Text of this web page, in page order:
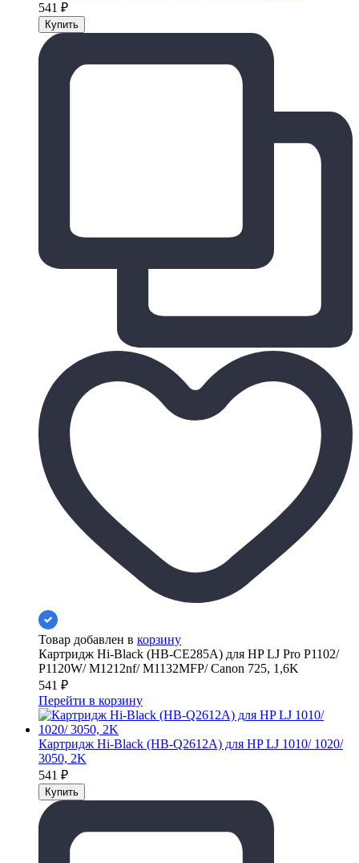
541 ₽
Товар добавлен в корзину
Картридж Hi-Black (HB-CE285A) для HP LJ Pro P1102/
P1120W/ M1212nf/ M1132MFP/ Canon 725, 1,6K
541 ₽
Перейти в корзину
Картридж Hi-Black (HB-Q2612A) для HP LJ 1010/ 1020/
3050, 2K
541 ₽